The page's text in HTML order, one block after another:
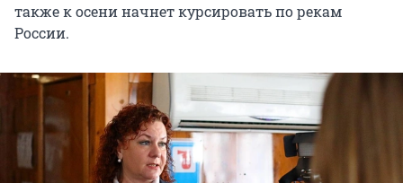
также к осени начнет курсировать по рекам
России.